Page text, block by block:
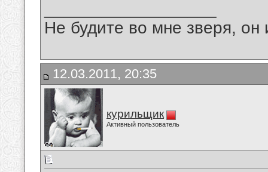
Не будите во мне зверя, он
12.03.2011, 20:35
курильщик
Активный пользователь